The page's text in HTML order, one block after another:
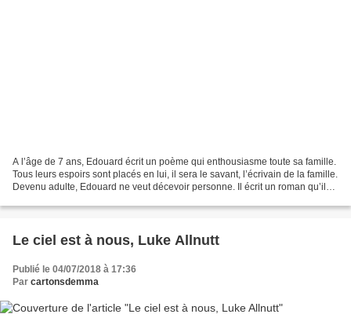
A l’âge de 7 ans, Edouard écrit un poème qui enthousiasme toute sa famille.
Tous leurs espoirs sont placés en lui, il sera le savant, l’écrivain de la famille.
Devenu adulte, Edouard ne veut décevoir personne. Il écrit un roman qu’il
Le ciel est à nous, Luke Allnutt
Publié le 04/07/2018 à 17:36
Par cartonsdemma